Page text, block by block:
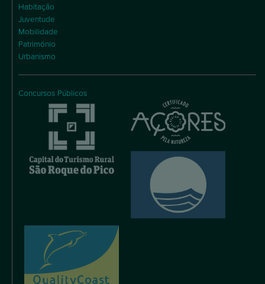
Habitação
Juventude
Mobilidade
Património
Urbanismo
Concursos Públicos